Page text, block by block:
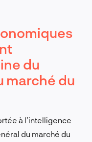
du
marché du
à l’intelligence
du marché du